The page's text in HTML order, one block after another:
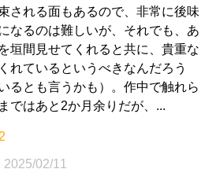
される面もあるので、非常に後味
なるのは難しいが、それでも、あ
垣間見せてくれると共に、貴重な
れているというべきなんだろう
るとも言うかも）。作中で触れら
ではあと2か月余りだが、...
2025/02/11